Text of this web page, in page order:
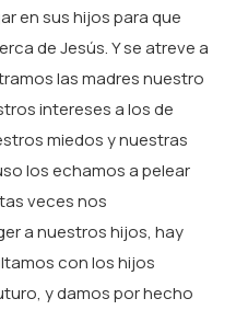
en sus hijos para que
de Jesús. Y se atreve a
las madres nuestro
intereses a los de
miedos y nuestras
los echamos a pelear
veces nos
a nuestros hijos, hay
con los hijos
y damos por hecho